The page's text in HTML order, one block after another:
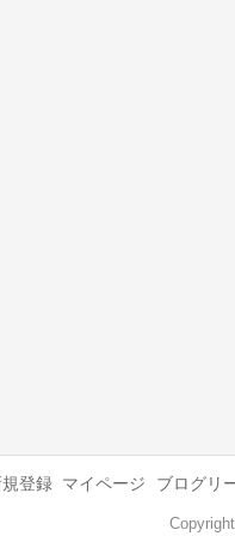
規登録 マイページ ブログリ